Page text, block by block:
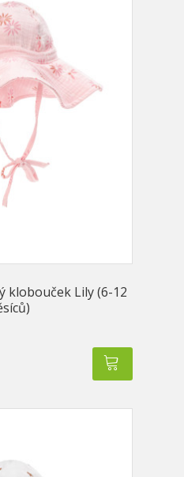
klobouček Lily (6-12